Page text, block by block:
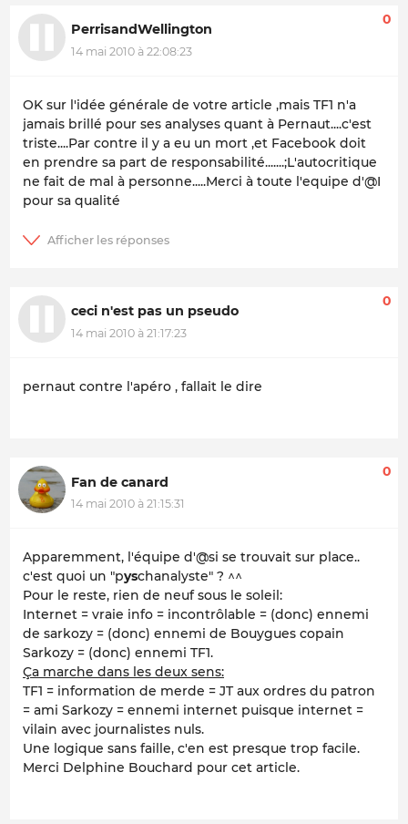
PerrisandWellington
14 mai 2010 à 22:08:23
0
OK sur l'idée générale de votre article ,mais TF1 n'a
jamais brillé pour ses analyses quant à Pernaut....c'est
triste....Par contre il y a eu un mort ,et Facebook doit
en prendre sa part de responsabilité.......;L'autocritique
ne fait de mal à personne.....Merci à toute l'equipe d'@I
pour sa qualité
ceci n'est pas un pseudo
14 mai 2010 à 21:17:23
0
pernaut contre l'apéro , fallait le dire
Fan de canard
14 mai 2010 à 21:15:31
0
Apparemment, l'équipe d'@si se trouvait sur place..
c'est quoi un "pyschanalyste" ? ^^
Pour le reste, rien de neuf sous le soleil:
Internet = vraie info = incontrôlable = (donc) ennemi
de sarkozy = (donc) ennemi de Bouygues copain
Sarkozy = (donc) ennemi TF1.
Ça marche dans les deux sens:
TF1 = information de merde = JT aux ordres du patron
= ami Sarkozy = ennemi internet puisque internet =
vilain avec journalistes nuls.
Une logique sans faille, c'en est presque trop facile.
Merci Delphine Bouchard pour cet article.